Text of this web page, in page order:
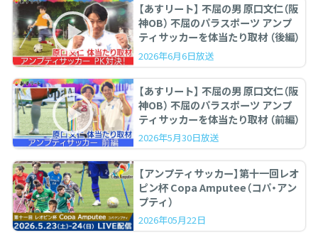
【あすリート】 不屈の男 原口文仁（阪
神OB） 不屈のパラスポーツ アンプ
ティサッカーを体当たり取材 （後編）
2026年6月6日放送
【あすリート】 不屈の男 原口文仁（阪
神OB） 不屈のパラスポーツ アンプ
ティサッカーを体当たり取材 （前編）
2026年5月30日放送
【アンプティサッカー】第十一回レオ
ピン杯 Copa Amputee（コパ・アン
プティ）
2026年05月22日